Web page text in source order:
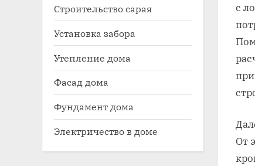
с
От
Строительство сарая
Установка забора
Утепление дома
Фасад дома
Фундамент дома
Электричество в доме